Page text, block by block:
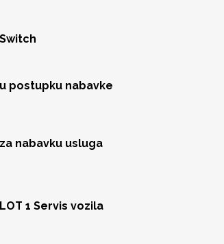
postupku nabavke
nabavku usluga
1 Servis vozila